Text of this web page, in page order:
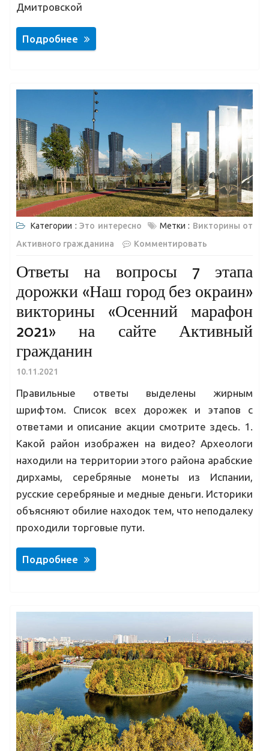
Дмитровской
Подробнее
Категории :Это интересно Метки : Викторины от
Активного гражданина
Комментировать
Ответы на вопросы 7 этапа
дорожки «Наш город без окраин»
викторины «Осенний марафон
2021» на сайте Активный
гражданин
10.11.2021
Правильные ответы выделены жирным
шрифтом. Список всех дорожек и этапов с
ответами и описание акции смотрите здесь. 1.
Какой район изображен на видео? Археологи
находили на территории этого района арабские
дирхамы, серебряные монеты из Испании,
русские серебряные и медные деньги. Историки
объясняют обилие находок тем, что неподалеку
проходили торговые пути.
Подробнее